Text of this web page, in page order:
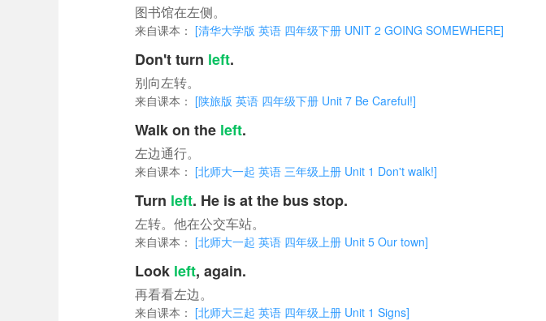
图书馆在左侧。
来自课本： [清华大学版 英语 四年级下册 UNIT 2 GOING SOMEWHERE]
Don't turn left.
别向左转。
来自课本： [陕旅版 英语 四年级下册 Unit 7 Be Careful!]
Walk on the left.
左边通行。
来自课本： [北师大一起 英语 三年级上册 Unit 1 Don't walk!]
Turn left. He is at the bus stop.
左转。他在公交车站。
来自课本： [北师大一起 英语 四年级上册 Unit 5 Our town]
Look left, again.
再看看左边。
来自课本： [北师大三起 英语 四年级上册 Unit 1 Signs]